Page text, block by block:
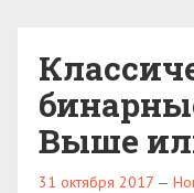
Выше
31 октября 2017 —